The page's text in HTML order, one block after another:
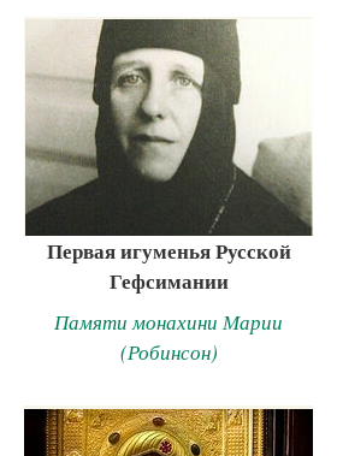
Первая игуменья Русской
Гефсимании
Памяти монахини Марии
(Робинсон)